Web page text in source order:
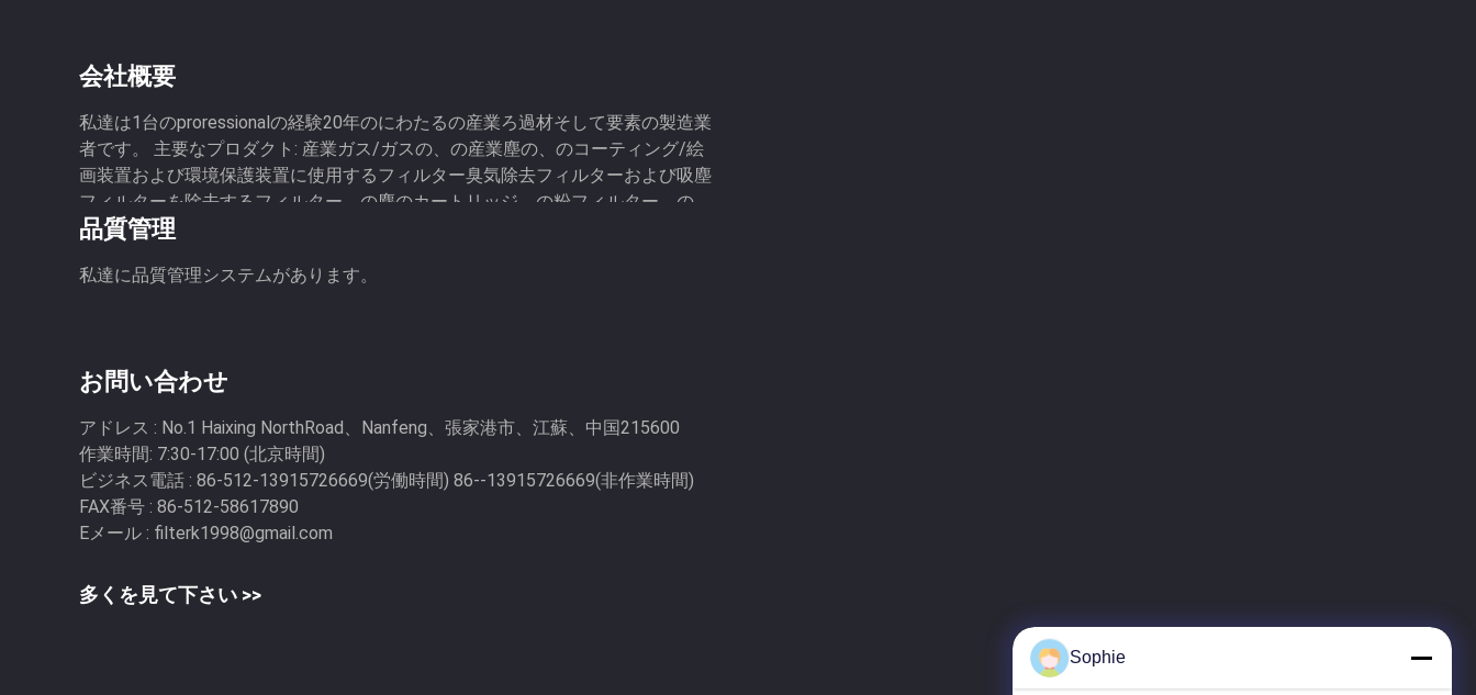
会社概要
私達は1台のproressionalの経験20年のにわたるの産業ろ過材そして要素の製造業
者です。 主要なプロダクト: 産業ガス/ガスの、の産業塵の、のコーティング/絵
画装置および環境保護装置に使用するフィルター臭気除去フィルターおよび吸塵
フィルターを除去するフィルター、の塵のカートリッジ、の粉フィルター、の殺
菌フィルター、の臭気の塵を払って下さい。 産業オイル、流動ろ過の、油圧およ
品質管理
私達に品質管理システムがあります。
お問い合わせ
アドレス : No.1 Haixing NorthRoad、Nanfeng、張家港市、江蘇、中国215600
作業時間: 7:30-17:00 (北京時間)
ビジネス電話 : 86-512-13915726669(労働時間) 86--13915726669(非作業時間)
FAX番号 : 86-512-58617890
Eメール : filterk1998@gmail.com
多くを見て下さい >>
Sophie